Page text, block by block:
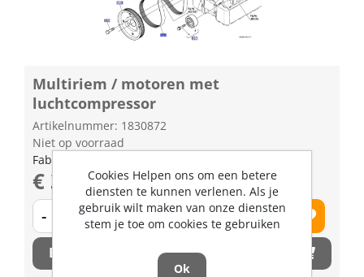
Multiriem / motoren met
luchtcompressor
Artikelnummer: 1830872
Niet op voorraad
Fabrikant artikel nummer: 3J08011110
€ 31,61 excl. BTW
- +
Bestel nu!
Cookies Helpen ons om een betere
diensten te kunnen verlenen. Als je
gebruik wilt maken van onze diensten
stem je toe om cookies te gebruiken
Ok